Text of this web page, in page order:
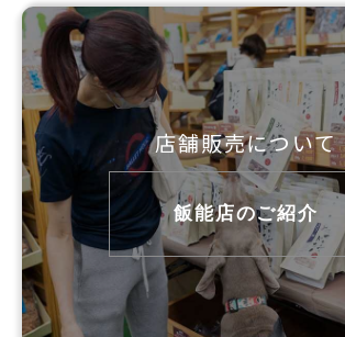
店舗販売について
飯能店のご紹介